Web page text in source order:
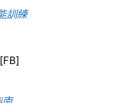
訓練